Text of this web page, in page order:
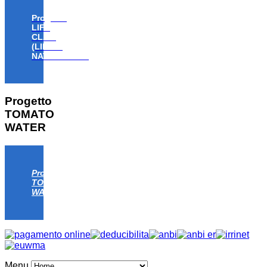
Progetto
LIFE
CLAW
(LIFE18
NAT/IT/000806)
Progetto
TOMATO
WATER
Progetto
TOMATO
WATER